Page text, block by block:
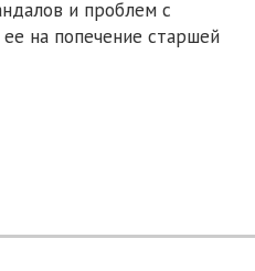
и проблем с
на попечение старшей